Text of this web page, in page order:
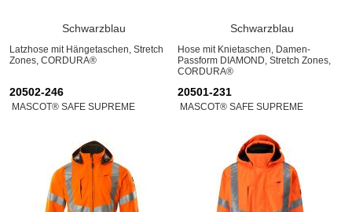
Schwarzblau
Latzhose mit Hängetaschen, Stretch
Zones, CORDURA®
Schwarzblau
Hose mit Knietaschen, Damen-
Passform DIAMOND, Stretch Zones,
CORDURA®
20502-246
MASCOT® SAFE SUPREME
20501-231
MASCOT® SAFE SUPREME